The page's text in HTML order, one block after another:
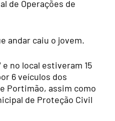
de Operações de
andar caiu o jovem.
no local estiveram 15
6 veículos dos
Portimão, assim como
de Proteção Civil